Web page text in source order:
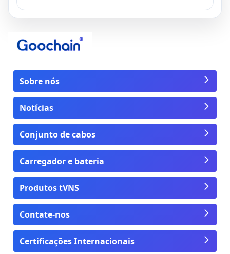
Sobre nós
Notícias
Conjunto de cabos
Carregador e bateria
Produtos tVNS
Contate-nos
Certificações Internacionais